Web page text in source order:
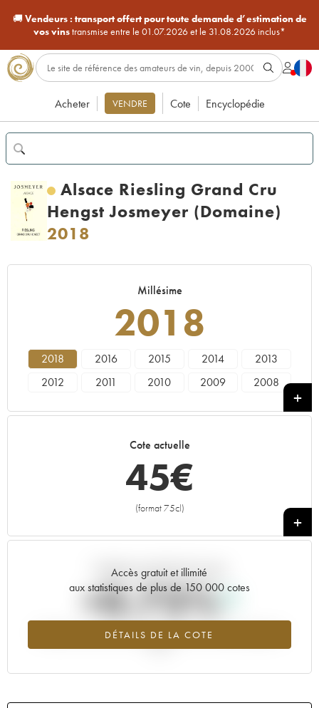
🚚Vendeurs : transport offert pour toute demande d’estimation de
vos vinstransmise entre le 01.07.2026 et le 31.08.2026 inclus*
Acheter VENDRE Cote Encyclopédie
Alsace Riesling Grand Cru
Hengst Josmeyer (Domaine)
2018
Millésime
2018
2018 2016 2015 2014
2013
2012
2011 2010 2009
2008
Cote actuelle
45€
(format 75cl)
+
Accès gratuit et illimité
aux statistiques de plus de 150 000 cotes
DÉTAILS DE LA COTE
Tendance actuelle de la cote
+0.73%
Tendance à la hausse du millésime 2018 en 2026 par rapport à